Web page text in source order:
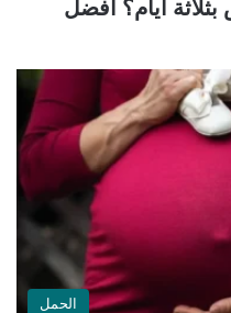
أيام؟ أفضل
الحمل